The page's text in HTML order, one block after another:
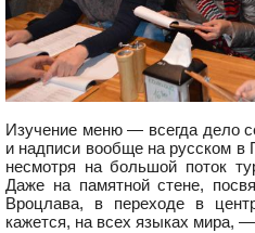
Изучение меню — всегда дело
и надписи вообще на русском
несмотря на большой поток
Даже на памятной стене,
Вроцлава, в переходе в
кажется, на всех языках мира,